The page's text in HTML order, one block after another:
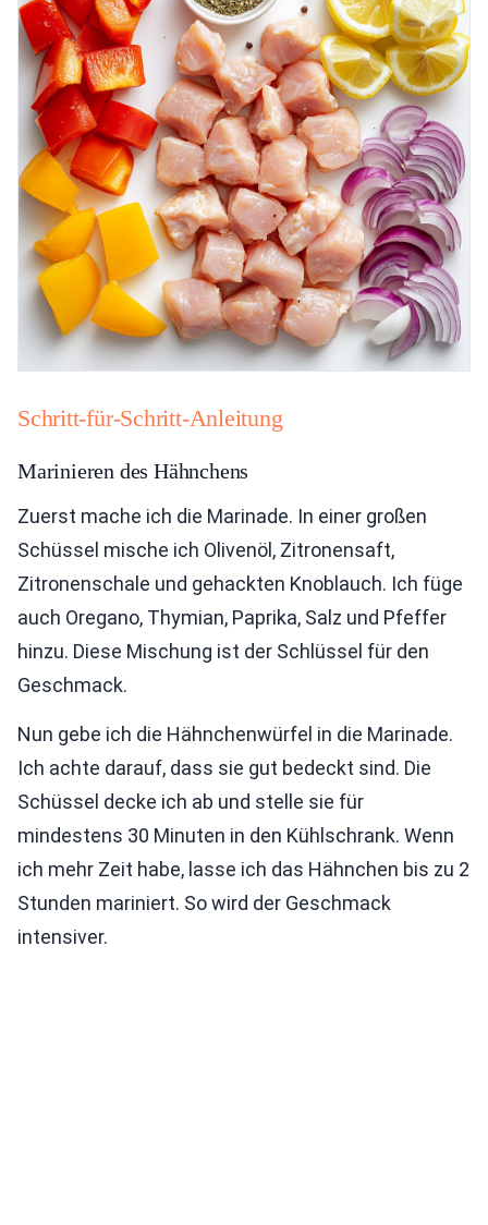
Schritt-für-Schritt-Anleitung
Marinieren des Hähnchens
Zuerst mache ich die Marinade. In einer großen
Schüssel mische ich Olivenöl, Zitronensaft,
Zitronenschale und gehackten Knoblauch. Ich füge
auch Oregano, Thymian, Paprika, Salz und Pfeffer
hinzu. Diese Mischung ist der Schlüssel für den
Geschmack.
Nun gebe ich die Hähnchenwürfel in die Marinade.
Ich achte darauf, dass sie gut bedeckt sind. Die
Schüssel decke ich ab und stelle sie für
mindestens 30 Minuten in den Kühlschrank. Wenn
ich mehr Zeit habe, lasse ich das Hähnchen bis zu 2
Stunden mariniert. So wird der Geschmack
intensiver.